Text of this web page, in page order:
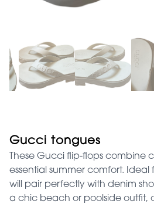
Gucci tongues
These Gucci flip-flops combine
essential summer comfort. Ideal
will pair perfectly with denim
a chic beach or poolside outfit,